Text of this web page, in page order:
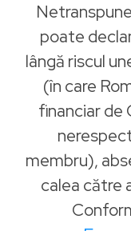
poate
lângă riscul
(în care
financiar de
membru),
calea către